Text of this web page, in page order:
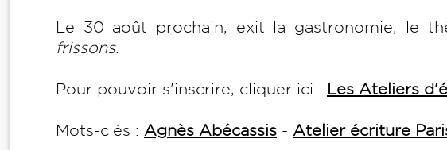
Le 30 août prochain, exit la gastronomie, le
frissons.
Pour pouvoir s'inscrire, cliquer ici : Les Ateliers
Mots-clés : Agnès Abécassis - Atelier écriture